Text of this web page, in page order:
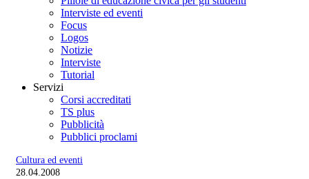
Interviste ed eventi
Focus
Logos
Notizie
Interviste
Tutorial
Servizi
Corsi accreditati
TS plus
Pubblicità
Pubblici proclami
Cultura ed eventi
28.04.2008